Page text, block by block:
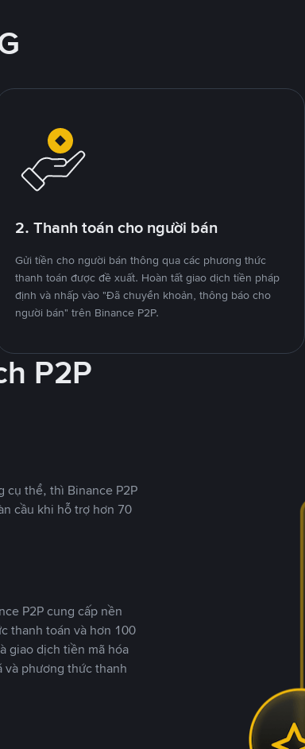
2. Thanh toán cho người bán
Gửi tiền cho người bán thông qua các phương thức
thanh toán được đề xuất. Hoàn tất giao dịch tiền pháp
định và nhấp vào "Đã chuyển khoản, thông báo cho
người bán" trên Binance P2P.
P2P
cụ thể, thì Binance P2P
cầu khi hỗ trợ hơn 70
P2P cung cấp nền
thanh toán và hơn 100
giao dịch tiền mã hóa
phương thức thanh